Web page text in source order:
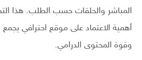
المباشر والحلقات حسب الطلب. هذا
أهمية الاعتماد على موقع احترافي
وقوة المحتوى الدرامي.